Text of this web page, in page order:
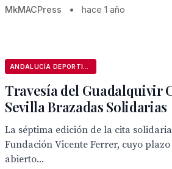
MkMACPress • hace 1 año
Travesía del Guadalquivir
Sevilla Brazadas Solidarias
La séptima edición de la cita
Fundación Vicente Ferrer, cuyo
abierto...